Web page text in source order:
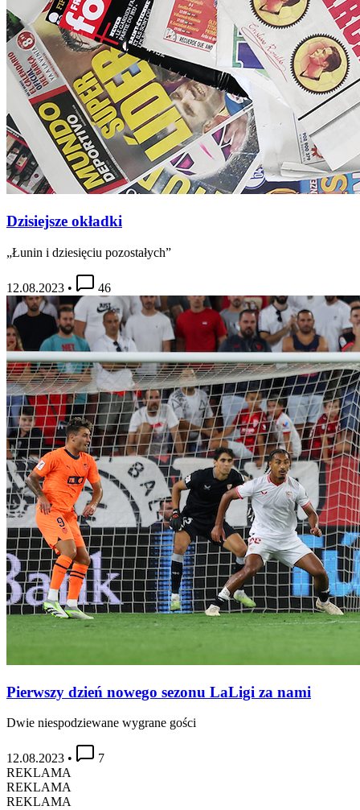
Dzisiejsze okładki
„Łunin i dziesięciu pozostałych”
12.08.2023 • 46
Pierwszy dzień nowego sezonu LaLigi za nami
Dwie niespodziewane wygrane gości
12.08.2023 •
7
REKLAMA
REKLAMA
REKLAMA